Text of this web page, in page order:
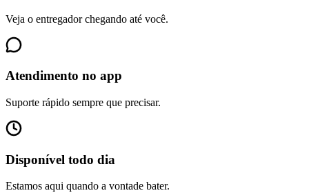
Veja o entregador chegando até você.
Atendimento no app
Suporte rápido sempre que precisar.
Disponível todo dia
Estamos aqui quando a vontade bater.